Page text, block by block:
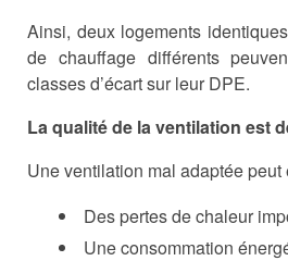
Ainsi, deux logements
de chauffage différents
classes d’écart sur leur DPE.
La qualité de la ventilation est
Une ventilation mal adaptée peut
Des pertes de chaleur
Une consommation